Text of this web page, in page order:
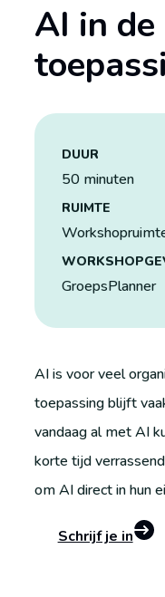
AI in
DUUR
50 minuten
RUIMTE
GroepsPlanner
AI is voor veel
toepassing blijft
vandaag al met AI
korte tijd
om AI direct in hun
Schrijf je in